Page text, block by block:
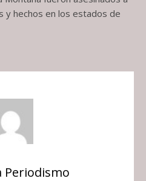
y hechos en los estados de
Periodismo